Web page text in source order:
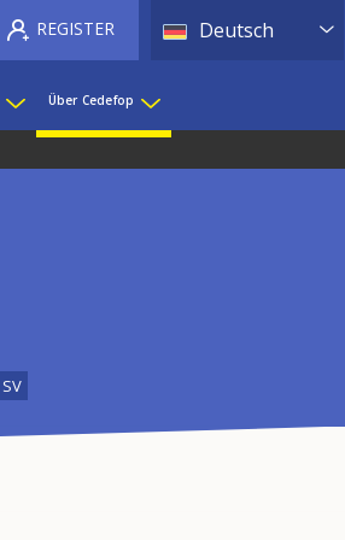
Deutsch List
REGISTER
Über Cedefop
SV